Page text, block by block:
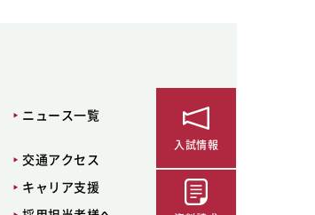
ニュース一覧
交通アクセス
キャリア支援
入試情報